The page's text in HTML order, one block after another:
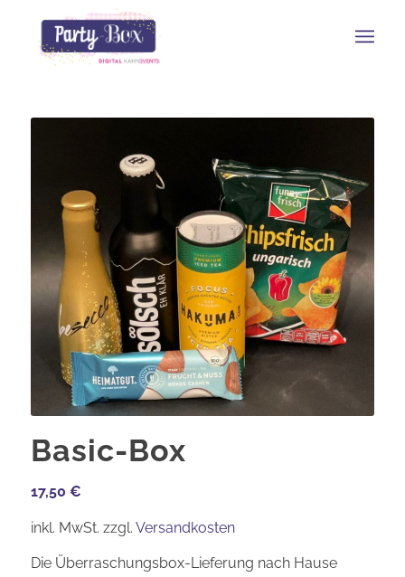
Basic-Box
17,50 €
inkl. MwSt. zzgl. Versandkosten
Die Überraschungsbox-Lieferung nach Hause